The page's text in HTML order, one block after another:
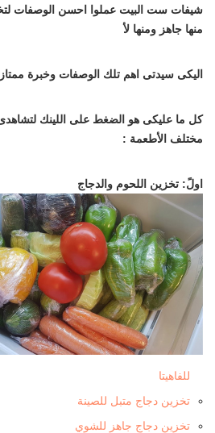
شيفات ست البيت عملوا احسن الوصفات
منها جاهز ومنها لأ
اليكى سيدتى اهم تلك الوصفات وخبرة
كل ما عليكى هو الضغط على اللينك
مختلف الأطعمة :
اولً: تخزين اللحوم والدجاج
للفاهيتا
تخزين دجاج متبل للصينة
تخزين دجاج جاهز للشوي